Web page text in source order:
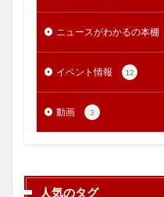
ニュースがわかるの本棚
イベント情報 12
動画 3
人気のタグ